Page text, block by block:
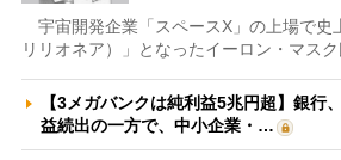
宇宙開発企業「スペースX」の上場で史
リリオネア）」となったイーロン・マスク
【3メガバンクは純利益5兆円超】銀行
益続出の一方で、中小企業・…